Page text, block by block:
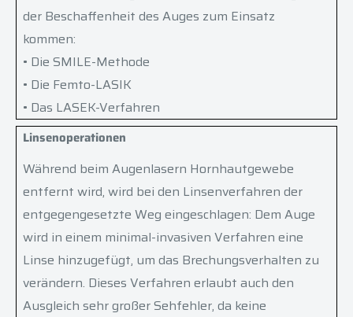
der Beschaffenheit des Auges zum Einsatz
kommen:
• Die SMILE-Methode
• Die Femto-LASIK
• Das LASEK-Verfahren
Linsenoperationen
Während beim Augenlasern Hornhautgewebe
entfernt wird, wird bei den Linsenverfahren der
entgegengesetzte Weg eingeschlagen: Dem Auge
wird in einem minimal-invasiven Verfahren eine
Linse hinzugefügt, um das Brechungsverhalten zu
verändern. Dieses Verfahren erlaubt auch den
Ausgleich sehr großer Sehfehler, da keine